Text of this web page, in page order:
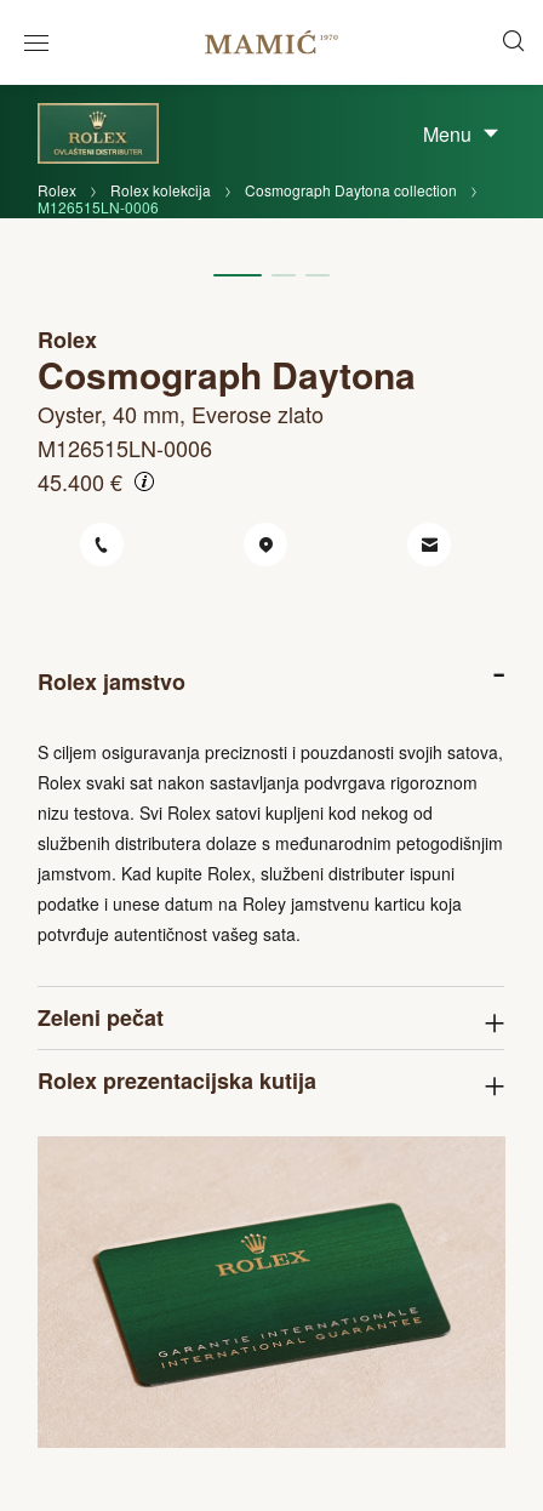
Menu
Rolex Rolex kolekcija
Cosmograph Daytona collection
M126515LN-0006
Rolex
Cosmograph Daytona
Oyster, 40 mm, Everose zlato
M126515LN-0006
45.400 €
Rolex jamstvo
S ciljem osiguravanja preciznosti i pouzdanosti svojih satova,
Rolex svaki sat nakon sastavljanja podvrgava rigoroznom
nizu testova. Svi Rolex satovi kupljeni kod nekog od
službenih distributera dolaze s međunarodnim petogodišnjim
jamstvom. Kad kupite Rolex, službeni distributer ispuni
podatke i unese datum na Roley jamstvenu karticu koja
potvrđuje autentičnost vašeg sata.
Zeleni pečat
Rolex prezentacijska kutija